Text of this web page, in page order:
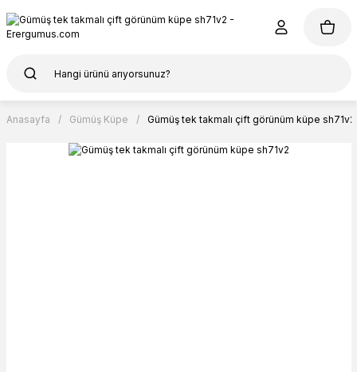
Anasayfa Gümüş Küpe Gümüş tek takmalı çift görünüm küpe sh71v2